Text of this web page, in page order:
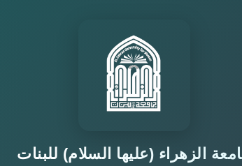
الزهراء (عليها السلام) للبنات